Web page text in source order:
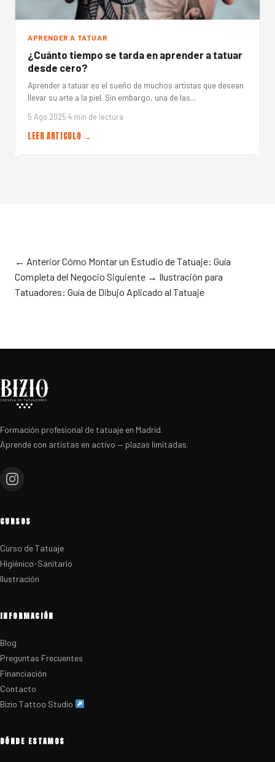
APRENDER A TATUAR
¿Cuánto tiempo se tarda en aprender a tatuar
desde cero?
Aprender a tatuar es el sueño de muchos artistas que desean
llevar su arte a la piel. Sin embargo, una de las...
5 Ago 2025·4 min de lectura
LEER ARTICULO →
← AnteriorCómo Montar un Estudio de Tatuaje: Guía
Completa del Negocio Siguiente → Ilustración para
Tatuadores: Guía de Dibujo Aplicado al Tatuaje
Formación profesional de tatuaje en Madrid.
Aprende con artistas en activo — plazas limitadas.
CURSOS
Curso de Tatuaje
Higiénico-Sanitario
Ilustración
INFORMACIÓN
Blog
Preguntas Frecuentes
Financiación
Contacto
Bizio Tattoo Studio
DÓNDE ESTAMOS